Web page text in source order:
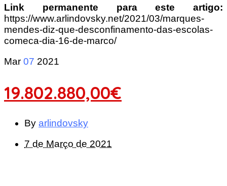
Link permanente para este artigo:
https://www.arlindovsky.net/2021/03/marques-
mendes-diz-que-desconfinamento-das-escolas-
comeca-dia-16-de-marco/
Mar 07 2021
19.802.880,00€
By arlindovsky
7 de Março de 2021